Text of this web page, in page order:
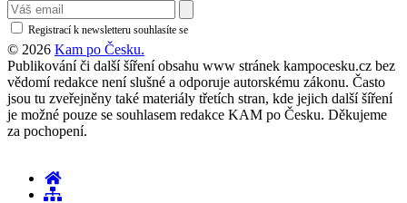
Registrací k newsletteru souhlasíte se
© 2026 Kam po Česku.
Publikování či další šíření obsahu www stránek kampocesku.cz bez
vědomí redakce není slušné a odporuje autorskému zákonu. Často
jsou tu zveřejněny také materiály třetích stran, kde jejich další šíření
je možné pouze se souhlasem redakce KAM po Česku. Děkujeme
za pochopení.